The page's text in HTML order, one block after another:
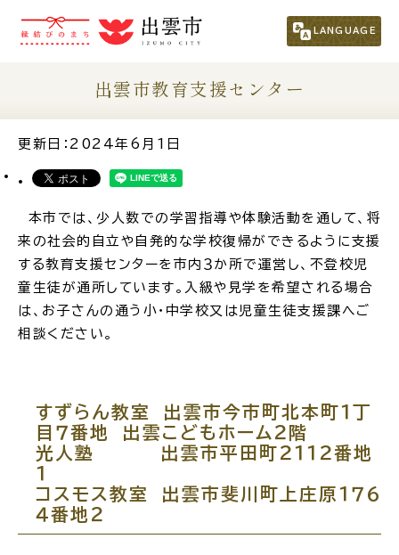
LANGUAGE
市民の方 （くらし・行政・議会）
事業者の方
観光される方
移住・定住をお考えの方
For Foreigners
外国人の方へ
新着情報一覧
場面から探す
出雲市教育支援センター
更新日：2024年6月1日
本市では、少人数での学習指導や体験活動を通して、将
来の社会的自立や自発的な学校復帰ができるように支援
する教育支援センターを市内３か所で運営し、不登校児
童生徒が通所しています。入級や見学を希望される場合
は、お子さんの通う小・中学校又は児童生徒支援課へご
相談ください。
すずらん教室 出雲市今市町北本町１丁
目７番地 出雲こどもホーム２階
光人塾 出雲市平田町２１１２番地
１
コスモス教室 出雲市斐川町上庄原１７６
４番地２